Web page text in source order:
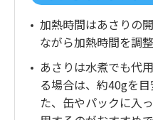
加熱時間はあさりの
ながら加熱時間を調
あさりは水煮でも代
る場合は、約40gを
た、缶やパックに入